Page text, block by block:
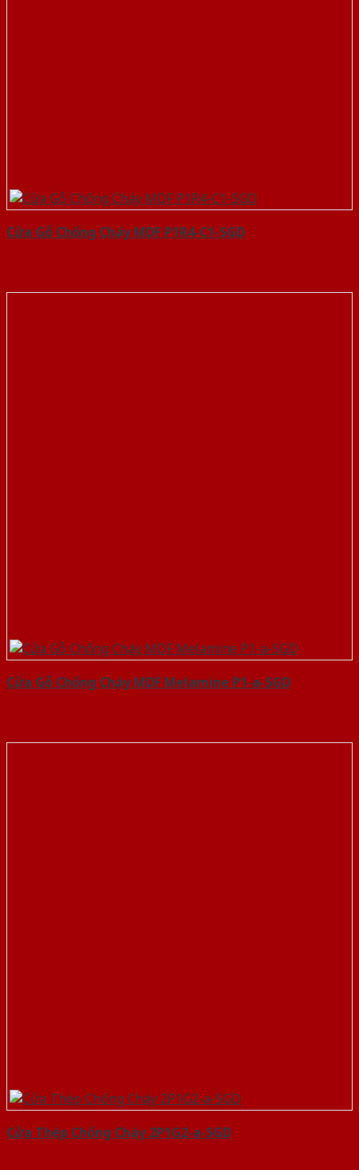
Cửa Gỗ Chống Cháy MDF P1R4-C1-SGD
Cửa Gỗ Chống Cháy MDF Melamine P1-a-SGD
Cửa Thép Chống Cháy 2P1G2-a-SGD